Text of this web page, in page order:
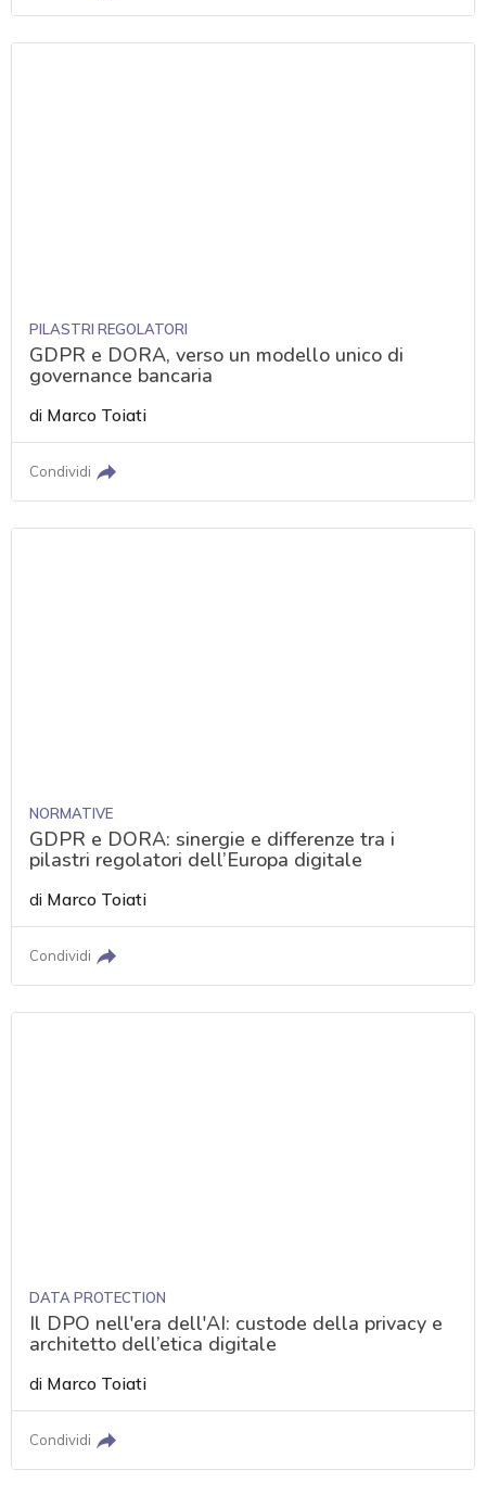
PILASTRI REGOLATORI
GDPR e DORA, verso un modello unico di
governance bancaria
di Marco Toiati
Condividi
NORMATIVE
GDPR e DORA: sinergie e differenze tra i
pilastri regolatori dell’Europa digitale
di Marco Toiati
Condividi
DATA PROTECTION
Il DPO nell'era dell'AI: custode della privacy e
architetto dell’etica digitale
di Marco Toiati
Condividi